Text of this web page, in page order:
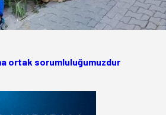
ortak sorumluluğumuzdur